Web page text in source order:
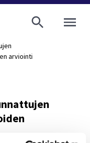
arviointi